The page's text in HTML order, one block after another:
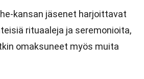
kansan jäsenet harjoittavat
rituaaleja ja seremonioita,
omaksuneet myös muita